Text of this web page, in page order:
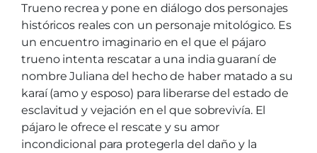
Trueno recrea y pone en diálogo dos personajes
históricos reales con un personaje mitológico. Es
un encuentro imaginario en el que el pájaro
trueno intenta rescatar a una india guaraní de
nombre Juliana del hecho de haber matado a su
karaí (amo y esposo) para liberarse del estado de
esclavitud y vejación en el que sobrevivía. El
pájaro le ofrece el rescate y su amor
incondicional para protegerla del daño y la